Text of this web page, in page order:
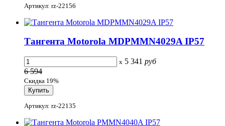
Артикул: rz-22156
Тангента Motorola MDPMMN4029A IP57
x 5 341 руб
6 594
Скидка 19%
Артикул: rz-22135